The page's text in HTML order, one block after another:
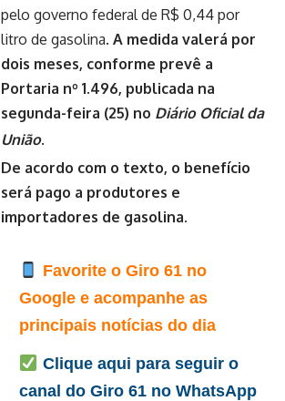
pelo governo federal de R$ 0,44 por
litro de gasolina. A medida valerá por
dois meses, conforme prevê a
Portaria nº 1.496, publicada na
segunda-feira (25) no Diário Oficial da
União.
De acordo com o texto, o benefício
será pago a produtores e
importadores de gasolina.
Favorite o Giro 61 no
Google e acompanhe as
principais notícias do dia
Clique aqui para seguir o
canal do Giro 61 no WhatsApp